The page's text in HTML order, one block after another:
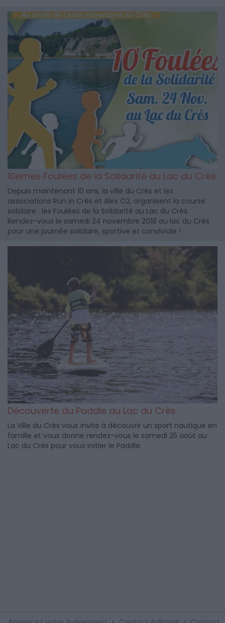
10èmes Foulées de la Solidarité au Lac du Crès
Depuis maintenant 10 ans, la ville du Crès et les
associations Run in Crès et Alex O2, organisent la course
solidaire : les Foulées de la Solidarité au Lac du Crès.
Rendez-vous le samedi 24 novembre 2018 au lac du Crès
pour une journée solidaire, sportive et conviviale !
Découverte du Paddle au Lac du Crès
La Ville du Crès vous invite à découvrir un sport nautique en
famille et vous donne rendez-vous le samedi 25 août au
Lac du Crès pour vous initier le Paddle.